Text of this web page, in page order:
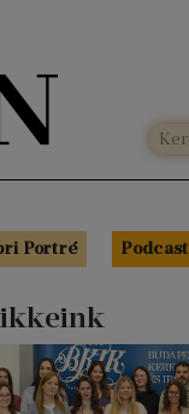
Portré Podcast